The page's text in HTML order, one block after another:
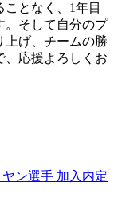
となく、1年目
。そして自分のプ
上げ、チームの勝
、応援よろしくお
ン選手 加入内定